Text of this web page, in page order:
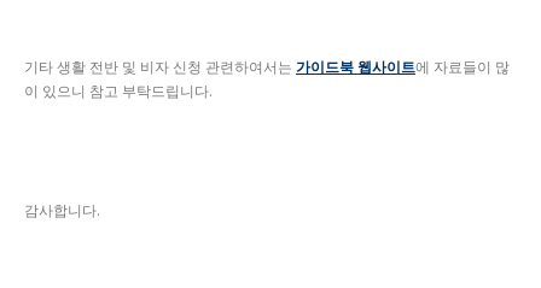
기타 생활 전반 및 비자 신청 관련하여서는 가이드북 웹사이트에 자료들이 많
이 있으니 참고 부탁드립니다.
감사합니다.